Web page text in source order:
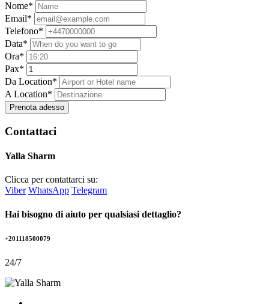
Nome*
Email*
Telefono*
Data*
Ora*
Pax*
Da Location*
A Location*
Prenota adesso
Contattaci
Yalla Sharm
Clicca per contattarci su:
Viber WhatsApp Telegram
Hai bisogno di aiuto per qualsiasi dettaglio?
+201118500079
24/7